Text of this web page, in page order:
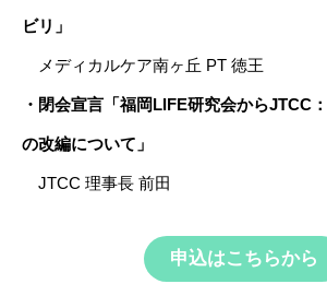
ビリ」
メディカルケア南ヶ丘 PT 徳王
・閉会宣言「福岡LIFE研究会からJTCC
の改編について」
JTCC 理事長 前田
申込はこちらから